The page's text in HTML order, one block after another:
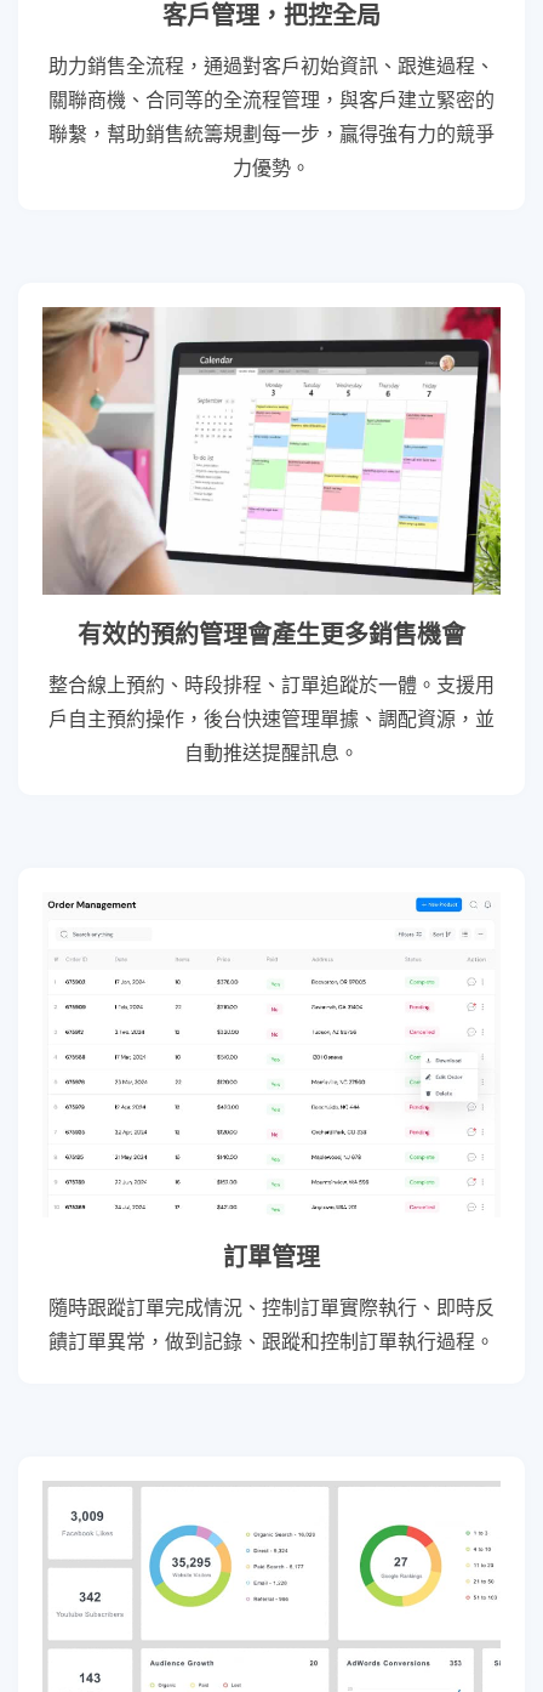
客戶管理，把控全局
助力銷售全流程，通過對客戶初始資訊、跟進過程、
關聯商機、合同等的全流程管理，與客戶建立緊密的
聯繫，幫助銷售統籌規劃每一步，贏得強有力的競爭
力優勢。
有效的預約管理會產生更多銷售機會
整合線上預約、時段排程、訂單追蹤於一體。支援用
戶自主預約操作，後台快速管理單據、調配資源，並
自動推送提醒訊息。
訂單管理
隨時跟蹤訂單完成情況、控制訂單實際執行、即時反
饋訂單異常，做到記錄、跟蹤和控制訂單執行過程。